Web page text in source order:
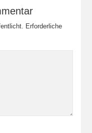
Erforderliche